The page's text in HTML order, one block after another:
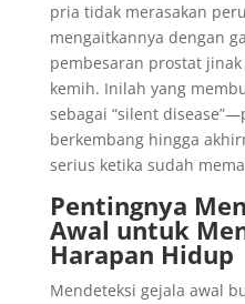
pria tidak merasakan
mengaitkannya dengan
pembesaran prostat
kemih. Inilah yang
sebagai “silent
berkembang hingga
serius ketika sudah
Pentingnya
Awal untuk
Harapan Hidup
Mendeteksi gejala awal